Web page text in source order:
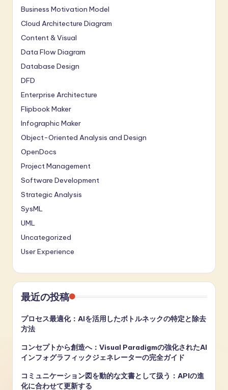
Business Motivation Model
Cloud Architecture Diagram
Content & Visual
Data Flow Diagram
Database Design
DFD
Enterprise Architecture
Flipbook Maker
Infographic Maker
Object-Oriented Analysis and Design
OpenDocs
Project Management
Software Development
Strategic Analysis
SysML
UML
Uncategorized
User Experience
最近の投稿
プロセス最適化：AIを活用したボトルネックの特定と除去
方法
コンセプトから創造へ：Visual Paradigmの強化されたAI
インフォグラフィックジェネレーターの完全ガイド
コミュニケーション図を動的な文書として扱う：APIの進
化に合わせて更新する